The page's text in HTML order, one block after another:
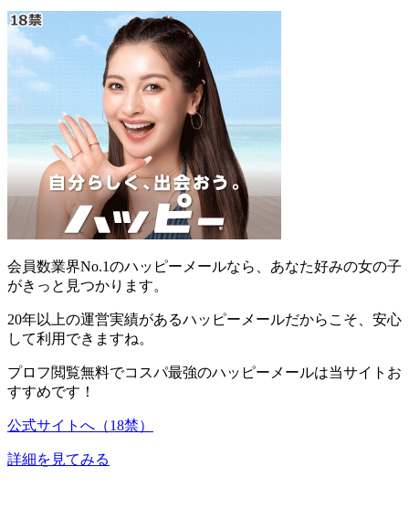
会員数業界No.1のハッピーメールなら、あなた好みの女の子
がきっと見つかります。
20年以上の運営実績があるハッピーメールだからこそ、安心
して利用できますね。
プロフ閲覧無料でコスパ最強のハッピーメールは当サイトお
すすめです！
公式サイトへ（18禁）
詳細を見てみる